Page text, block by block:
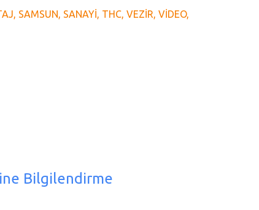
SAMSUN SANAYI THC VEZIR VIDEO
Bilgilendirme